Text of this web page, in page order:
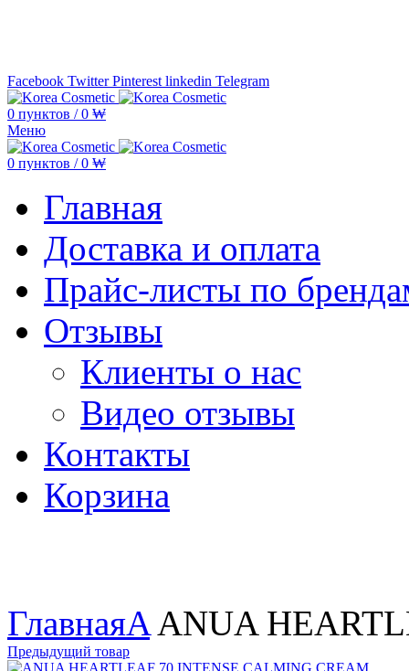
Facebook Twitter Pinterest linkedin Telegram
0 пунктов / 0 ₩
Меню
0 пунктов / 0 ₩
Главная
Доставка и оплата
Прайс-листы по
Отзывы
Клиенты о нас
Видео отзывы
Контакты
Корзина
ГлавнаяAANUA
Предыдущий товар